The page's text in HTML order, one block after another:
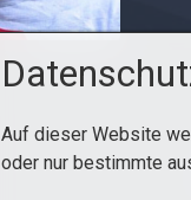
Auf dieser Website
oder nur bestimmte